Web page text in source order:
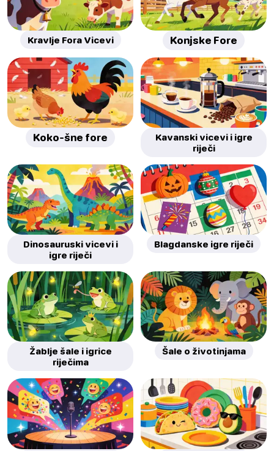
Kravlje Fora Vicevi Konjske Fore
Koko-šne fore
Kavanski vicevi i igre
riječi
Dinosauruski vicevi i
igre riječi
Blagdanske igre riječi
Žablje šale i igrice
riječima
Šale o životinjama